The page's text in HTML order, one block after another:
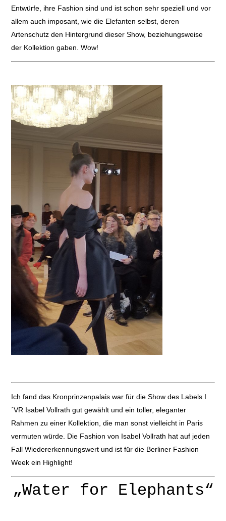
Entwürfe, ihre Fashion sind und ist schon sehr speziell und vor
allem auch imposant, wie die Elefanten selbst, deren
Artenschutz den Hintergrund dieser Show, beziehungsweise
der Kollektion gaben. Wow!
Ich fand das Kronprinzenpalais war für die Show des Labels I
´VR Isabel Vollrath gut gewählt und ein toller, eleganter
Rahmen zu einer Kollektion, die man sonst vielleicht in Paris
vermuten würde. Die Fashion von Isabel Vollrath hat auf jeden
Fall Wiedererkennungswert und ist für die Berliner Fashion
Week ein Highlight!
„Water for Elephants“